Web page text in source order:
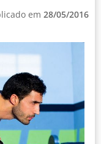
em 28/05/2016